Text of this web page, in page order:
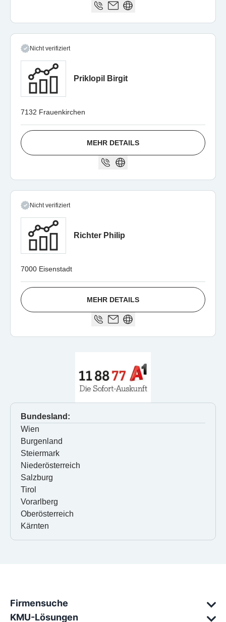
Nicht verifiziert
Priklopil Birgit
7132 Frauenkirchen
MEHR DETAILS
Nicht verifiziert
Richter Philip
7000 Eisenstadt
MEHR DETAILS
Bundesland:
Wien
Burgenland
Steiermark
Niederösterreich
Salzburg
Tirol
Vorarlberg
Oberösterreich
Kärnten
Firmensuche
KMU-Lösungen